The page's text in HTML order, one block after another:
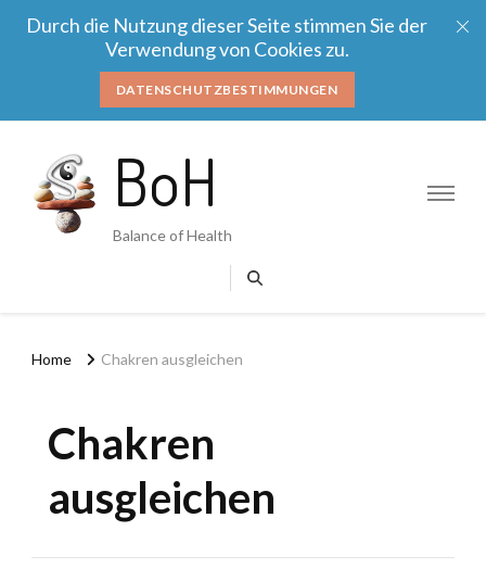
Durch die Nutzung dieser Seite stimmen Sie der
Verwendung von Cookies zu.
DATENSCHUTZBESTIMMUNGEN
BoH
Balance of Health
Home Chakren ausgleichen
Chakren
ausgleichen